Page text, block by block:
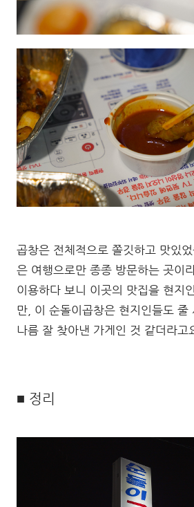
곱창은 전체적으로 쫄깃하고 맛있
은 여행으로만 종종 방문하는 곳이
이용하다 보니 이곳의 맛집을 현지
만, 이 순돌이곱창은 현지인들도 줄
나름 잘 찾아낸 가게인 것 같더라고
■ 정리